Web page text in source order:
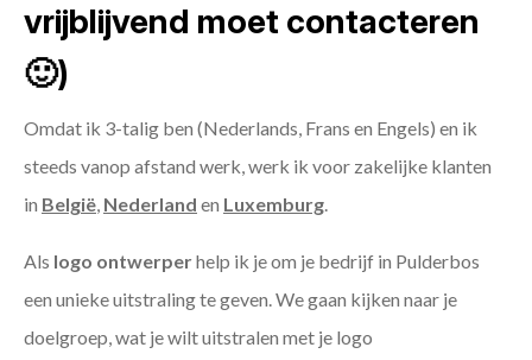
vrijblijvend moet contacteren
🙂)
Omdat ik 3-talig ben (Nederlands, Frans en Engels) en ik
steeds vanop afstand werk, werk ik voor zakelijke klanten
in België, Nederland en Luxemburg.
Als logo ontwerperhelp ik je om je bedrijf in Pulderbos
een unieke uitstraling te geven. We gaan kijken naar je
doelgroep, wat je wilt uitstralen met je logo